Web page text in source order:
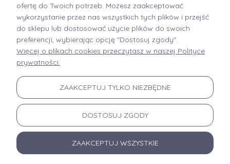
kontakt@brastory.pl
(od poniedziałku do piątku, w godzinach 9:00-15:00 oraz w soboty od 9:00-13:00)
PŁATNOŚCI I DOSTAWA
OFERTA
ofertę do Twoich potrzeb. Możesz zaakceptować
wykorzystanie przez nas wszystkich tych plików i przejść
do sklepu lub dostosować użycie plików do swoich
preferencji, wybierając opcję "Dostosuj zgody".
Więcej o plikach cookies przeczytasz w naszej Polityce
prywatności.
ZAAKCEPTUJ TYLKO NIEZBĘDNE
DOSTOSUJ ZGODY
ZAAKCEPTUJ WSZYSTKIE